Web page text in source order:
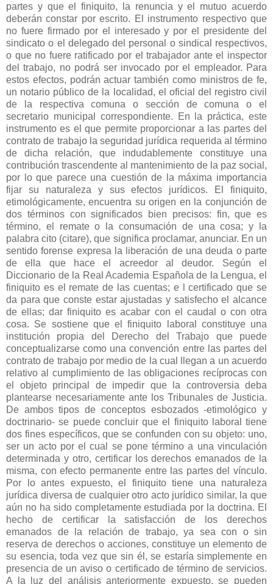
partes y que el finiquito, la renuncia y el mutuo acuerdo
deberán constar por escrito. El instrumento respectivo que
no fuere firmado por el interesado y por el presidente del
sindicato o el delegado del personal o sindical respectivos,
o que no fuere ratificado por el trabajador ante el inspector
del trabajo, no podrá ser invocado por el empleador. Para
estos efectos, podrán actuar también como ministros de fe,
un notario público de la localidad, el oficial del registro civil
de la respectiva comuna o sección de comuna o el
secretario municipal correspondiente. En la práctica, este
instrumento es el que permite proporcionar a las partes del
contrato de trabajo la seguridad jurídica requerida al término
de dicha relación, que indudablemente constituye una
contribución trascendente al mantenimiento de la paz social,
por lo que parece una cuestión de la máxima importancia
fijar su naturaleza y sus efectos jurídicos. El finiquito,
etimológicamente, encuentra su origen en la conjunción de
dos términos con significados bien precisos: fin, que es
término, el remate o la consumación de una cosa; y la
palabra cito (citare), que significa proclamar, anunciar. En un
sentido forense expresa la liberación de una deuda o parte
de ella que hace el acreedor al deudor. Según el
Diccionario de la Real Academia Española de la Lengua, el
finiquito es el remate de las cuentas; e l certificado que se
da para que conste estar ajustadas y satisfecho el alcance
de ellas; dar finiquito es acabar con el caudal o con otra
cosa. Se sostiene que el finiquito laboral constituye una
institución propia del Derecho del Trabajo que puede
conceptualizarse como una convención entre las partes del
contrato de trabajo por medio de la cual llegan a un acuerdo
relativo al cumplimiento de las obligaciones recíprocas con
el objeto principal de impedir que la controversia deba
plantearse necesariamente ante los Tribunales de Justicia.
De ambos tipos de conceptos esbozados -etimológico y
doctrinario- se puede concluir que el finiquito laboral tiene
dos fines específicos, que se confunden con su objeto: uno,
ser un acto por el cual se pone término a una vinculación
determinada y otro, certificar los derechos emanados de la
misma, con efecto permanente entre las partes del vínculo.
Por lo antes expuesto, el finiquito tiene una naturaleza
jurídica diversa de cualquier otro acto jurídico similar, la que
aún no ha sido completamente estudiada por la doctrina. El
hecho de certificar la satisfacción de los derechos
emanados de la relación de trabajo, ya sea con o sin
reserva de derechos o acciones, constituye un elemento de
su esencia, toda vez que sin él, se estaría simplemente en
presencia de un aviso o certificado de término de servicios.
A la luz del análisis anteriormente expuesto, se pueden